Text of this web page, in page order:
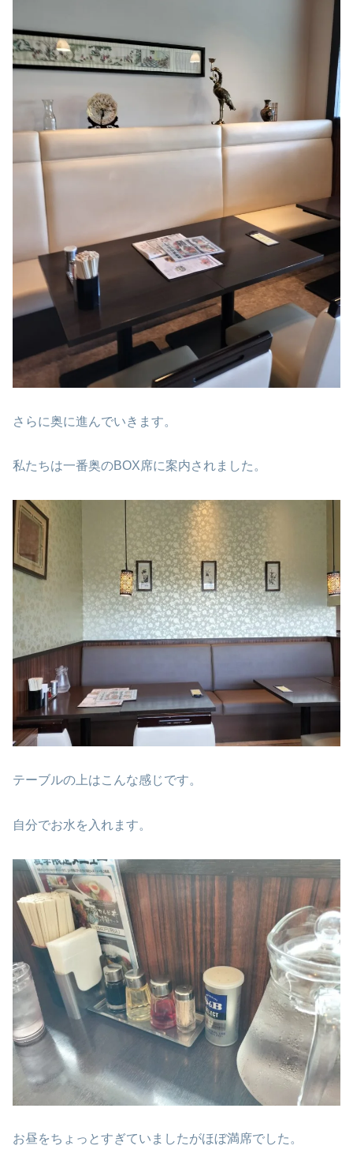
さらに奥に進んでいきます。
私たちは一番奥のBOX席に案内されました。
テーブルの上はこんな感じです。
自分でお水を入れます。
お昼をちょっとすぎていましたがほぼ満席でした。